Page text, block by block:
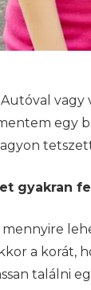
egy
gyakran
a korát,
találni